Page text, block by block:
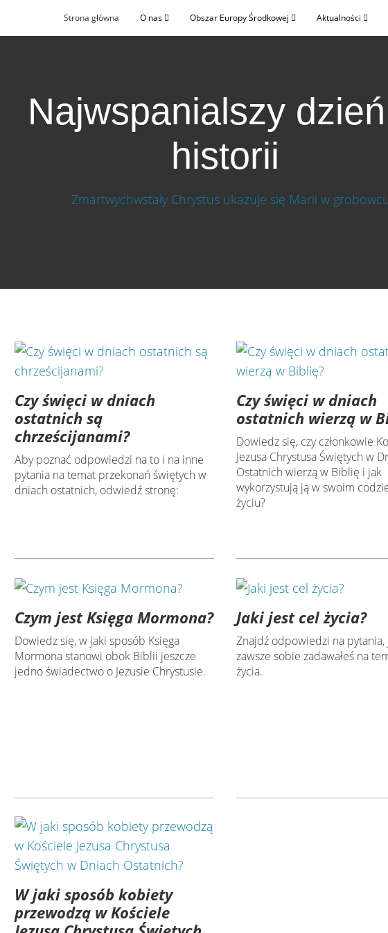
Strona główna O nas Obszar Europy Środkowej Aktualności
Najwspanialszy
historii
Czy święci w dniach
ostatnich są
chrześcijanami?
Aby poznać odpowiedzi na to i na inne
pytania na temat przekonań świętych w
dniach ostatnich, odwiedź stronę:
Czy święci w dniach
ostatnich wierzą w
Dowiedz się, czy członkowie
Jezusa Chrystusa Świętych w
Ostatnich wierzą w Biblię i jak
wykorzystują ją w swoim
życiu?
Czym jest Księga Mormona?
Dowiedz się, w jaki sposób Księga
Mormona stanowi obok Biblii jeszcze
jedno świadectwo o Jezusie Chrystusie.
Jaki jest cel życia?
Znajdź odpowiedzi na pytania,
zawsze sobie zadawałeś na
życia.
W jaki sposób kobiety
przewodzą w Kościele